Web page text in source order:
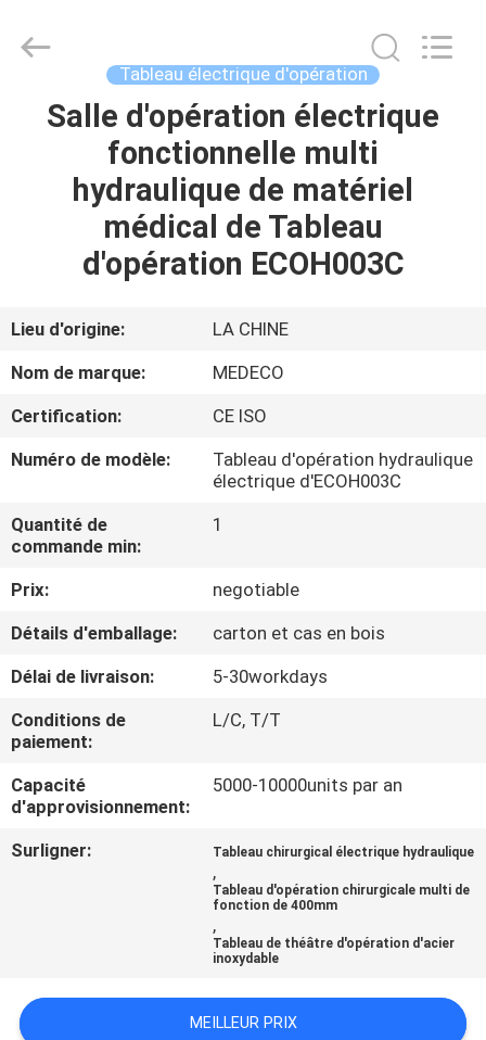
MAISON
PRODUITS
DE
NOUS
VISITE
D'USINE
CONTRÔLE
DE
CONTACTEZ-
NOUS
NOUVELLES
CAS
SITE
Developed
Tableau électrique d'opération
Salle d'opération électrique
fonctionnelle multi
hydraulique de matériel
médical de Tableau
d'opération ECOH003C
Lieu d'origine:
LA CHINE
Nom de marque:
MEDECO
Certification:
CE ISO
Numéro de modèle:
Tableau d'opération hydraulique
électrique d'ECOH003C
Quantité de
commande min:
1
Prix:
negotiable
Détails d'emballage:
carton et cas en bois
Délai de livraison:
5-30workdays
Conditions de
paiement:
L/C, T/T
Capacité
d'approvisionnement:
5000-10000units par an
Surligner: Tableau chirurgical électrique hydraulique
,
Tableau d'opération chirurgicale multi de
fonction de 400mm
,
Tableau de théâtre d'opération d'acier
inoxydable
MEILLEUR PRIX